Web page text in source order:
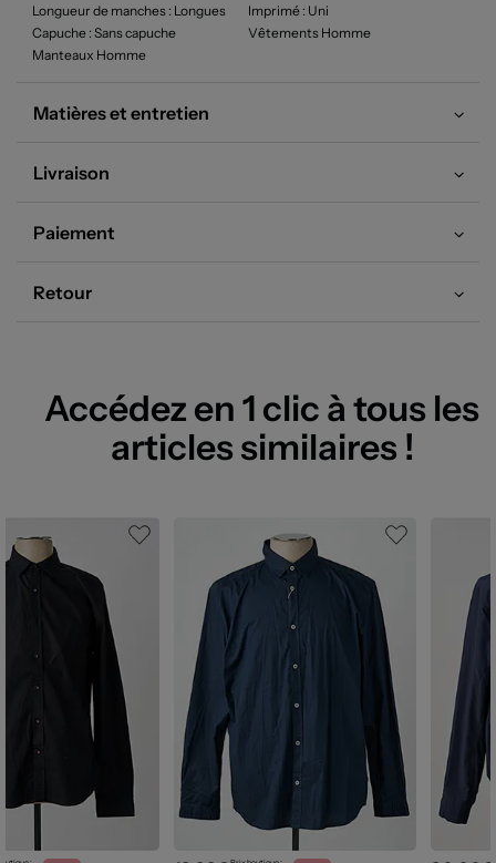
Longueur de manches : Longues Imprimé : Uni
Capuche : Sans capuche
Vêtements Homme
Manteaux Homme
Matières et entretien
Livraison
Paiement
Retour
Accédez en 1 clic à tous les
articles similaires !